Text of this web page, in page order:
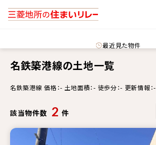
最近見た物件
名鉄築港線の土地一覧
名鉄築港線 価格：- 土地面積：- 徒歩分：- 更新情報：-
該当物件数 2 件